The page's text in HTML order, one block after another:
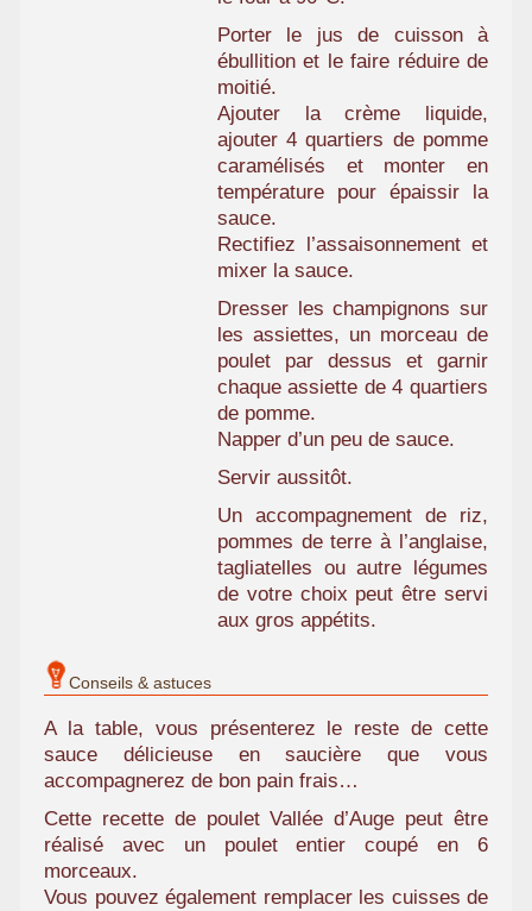
Porter le jus de cuisson à
ébullition et le faire réduire de
moitié.
Ajouter la crème liquide,
ajouter 4 quartiers de pomme
caramélisés et monter en
température pour épaissir la
sauce.
Rectifiez l’assaisonnement et
mixer la sauce.
Dresser les champignons sur
les assiettes, un morceau de
poulet par dessus et garnir
chaque assiette de 4 quartiers
de pomme.
Napper d’un peu de sauce.
Servir aussitôt.
Un accompagnement de riz,
pommes de terre à l’anglaise,
tagliatelles ou autre légumes
de votre choix peut être servi
aux gros appétits.
Conseils & astuces
A la table, vous présenterez le reste de cette
sauce délicieuse en saucière que vous
accompagnerez de bon pain frais…
Cette recette de poulet Vallée d’Auge peut être
réalisé avec un poulet entier coupé en 6
morceaux.
Vous pouvez également remplacer les cuisses de